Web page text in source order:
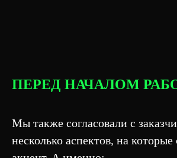
ПЕРЕД НАЧАЛОМ
Мы также согласовали с
несколько аспектов, на которые